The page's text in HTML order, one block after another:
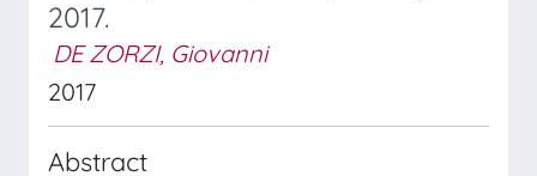
2017.
DE ZORZI, Giovanni
2017
Abstract